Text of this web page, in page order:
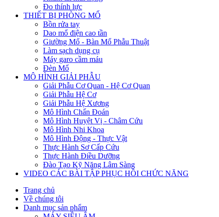
Đo thính lực
THIẾT BỊ PHÒNG MỔ
Bồn rửa tay
Dao mổ điện cao tần
Giường Mổ - Bàn Mổ Phẫu Thuật
Làm sạch dụng cụ
Máy garo cầm máu
Đèn Mổ
MÔ HÌNH GIẢI PHẪU
Giải Phẫu Cơ Quan - Hệ Cơ Quan
Giải Phẫu Hệ Cơ
Giải Phẫu Hệ Xương
Mô Hình Chẩn Đoán
Mô Hình Huyệt Vị - Châm Cứu
Mô Hình Nhi Khoa
Mô Hình Động - Thực Vật
Thực Hành Sơ Cấp Cứu
Thực Hành Điều Dưỡng
Đào Tạo Kỹ Năng Lâm Sàng
VIDEO CÁC BÀI TẬP PHỤC HỒI CHỨC NĂNG
Trang chủ
Về chúng tôi
Danh mục sản phẩm